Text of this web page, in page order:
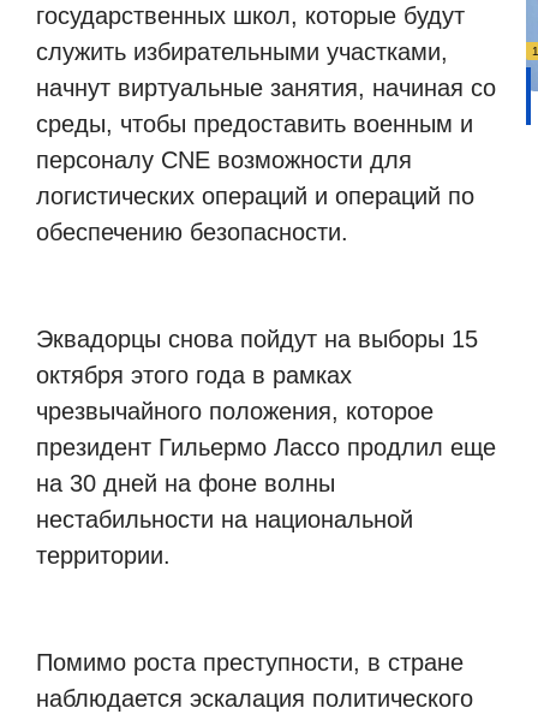
государственных школ, которые будут
служить избирательными участками,
начнут виртуальные занятия, начиная со
среды, чтобы предоставить военным и
персоналу CNE возможности для
логистических операций и операций по
обеспечению безопасности.
Эквадорцы снова пойдут на выборы 15
октября этого года в рамках
чрезвычайного положения, которое
президент Гильермо Лассо продлил еще
на 30 дней на фоне волны
нестабильности на национальной
территории.
Помимо роста преступности, в стране
наблюдается эскалация политического